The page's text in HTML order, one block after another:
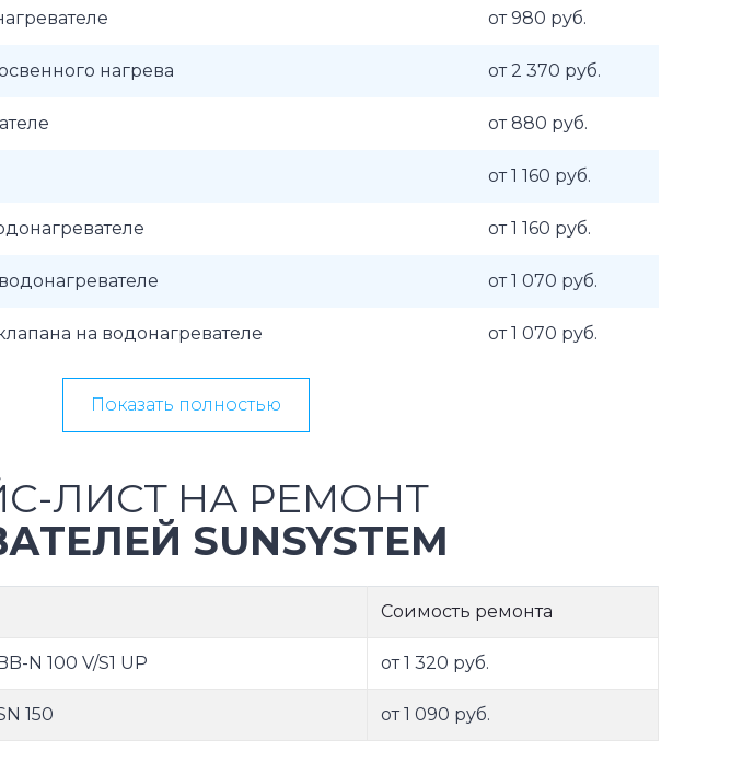
от 980 руб.
нагрева от 2 370 руб.
от 880 руб.
от 1 160 руб.
от 1 160 руб.
от 1 070 руб.
на водонагревателе от 1 070 руб.
Показать полностью
ЛИСТ НА РЕМОНТ
SUNSYSTEM
Соимость ремонта
N 100 V/S1 UP от 1 320 руб.
150 от 1 090 руб.